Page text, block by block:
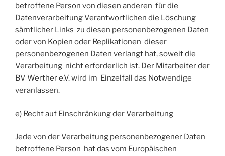
betroffene Person von diesen anderen für die
Datenverarbeitung Verantwortlichen die Löschung
sämtlicher Links zu diesen personenbezogenen Daten
oder von Kopien oder Replikationen dieser
personenbezogenen Daten verlangt hat, soweit die
Verarbeitung nicht erforderlich ist. Der Mitarbeiter der
BV Werther e.V. wird im Einzelfall das Notwendige
veranlassen.
e) Recht auf Einschränkung der Verarbeitung
Jede von der Verarbeitung personenbezogener Daten
betroffene Person hat das vom Europäischen